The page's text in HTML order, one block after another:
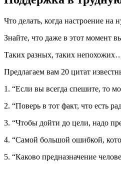
Что делать, когда настроение
Знайте, что даже в этот
Таких разных, таких
Предлагаем вам 20 цитат
1. “Если вы всегда спешите, то
2. “Поверь в тот факт, что есть
3. “Чтобы дойти до цели, надо
4. “Самой большой ошибкой,
5. “Каково предназначение